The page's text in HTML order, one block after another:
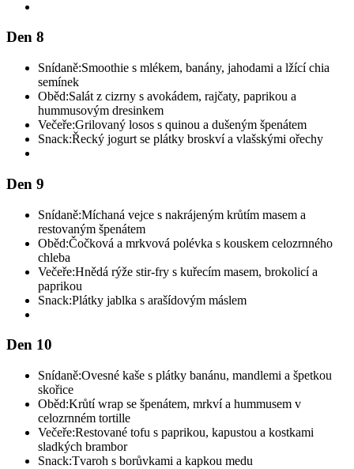
Den 8
Snídaně:Smoothie s mlékem, banány, jahodami a lžící chia
semínek
Oběd:Salát z cizrny s avokádem, rajčaty, paprikou a
hummusovým dresinkem
Večeře:Grilovaný losos s quinou a dušeným špenátem
Snack:Řecký jogurt se plátky broskví a vlašskými ořechy
Den 9
Snídaně:Míchaná vejce s nakrájeným krůtím masem a
restovaným špenátem
Oběd:Čočková a mrkvová polévka s kouskem celozrnného
chleba
Večeře:Hnědá rýže stir-fry s kuřecím masem, brokolicí a
paprikou
Snack:Plátky jablka s arašídovým máslem
Den 10
Snídaně:Ovesné kaše s plátky banánu, mandlemi a špetkou
skořice
Oběd:Krůtí wrap se špenátem, mrkví a hummusem v
celozrnném tortille
Večeře:Restované tofu s paprikou, kapustou a kostkami
sladkých brambor
Snack:Tvaroh s borůvkami a kapkou medu